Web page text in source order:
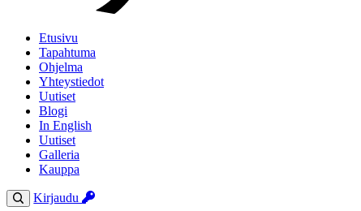
Etusivu
Tapahtuma
Ohjelma
Yhteystiedot
Uutiset
Blogi
In English
Uutiset
Galleria
Kauppa
Kirjaudu